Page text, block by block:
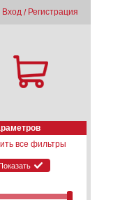
Вход / Регистрация
все фильтры